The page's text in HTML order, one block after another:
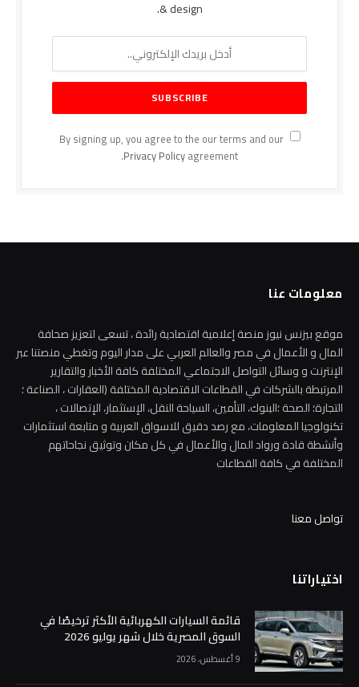
& design.
By signing up, you agree to the our terms and our
Privacy Policyagreement.
معلومات عنا
موقع بيزنس نيوز منصة إعلامية اقتصادية رائدة ، تسعى لتعزيز صحافة
المال و الأعمال في مصر والعالم العربي على مدار اليوم وتغطي منصتنا عبر
الإنترنت و وسائل التواصل الاجتماعي المختلفة كافة الأخبار والتقارير
المرتبطة بالشركات في القطاعات الاقتصادية المختلفة (العقارات ، الصناعة ؛
التجارة؛ الصحة ؛البنوك، التأمين، السياحة النقل، الإستثمار، الإتصالات ،
تكنولوجيا المعلومات، مع رصد دقيق للاسواق العربية و متابعة استثمارات
وأنشطة قادة ورواد المال والأعمال في كل مكان وتوثيق نجاحاتهم
المختلفة في كافة القطاعات
تواصل معنا
اختياراتنا
قائمة السيارات الكهربائية الأكثر ترخيصًا في
السوق المصرية خلال شهر يوليو 2026
9 أغسطس، 2026